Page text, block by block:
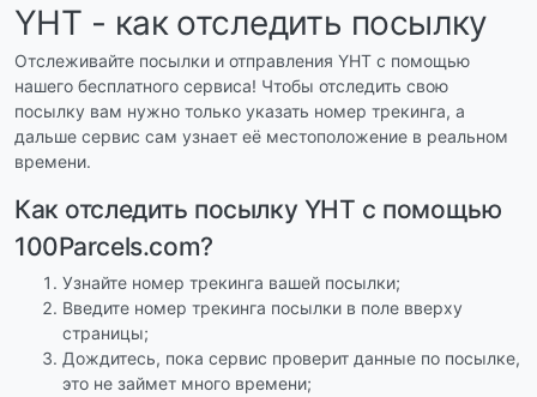
YHT - как отследить посылку
Отслеживайте посылки и отправления YHT с помощью
нашего бесплатного сервиса! Чтобы отследить свою
посылку вам нужно только указать номер трекинга, а
дальше сервис сам узнает её местоположение в реальном
времени.
Как отследить посылку YHT с помощью
100Parcels.com?
Узнайте номер трекинга вашей посылки;
Введите номер трекинга посылки в поле вверху
страницы;
Дождитесь, пока сервис проверит данные по посылке,
это не займет много времени;